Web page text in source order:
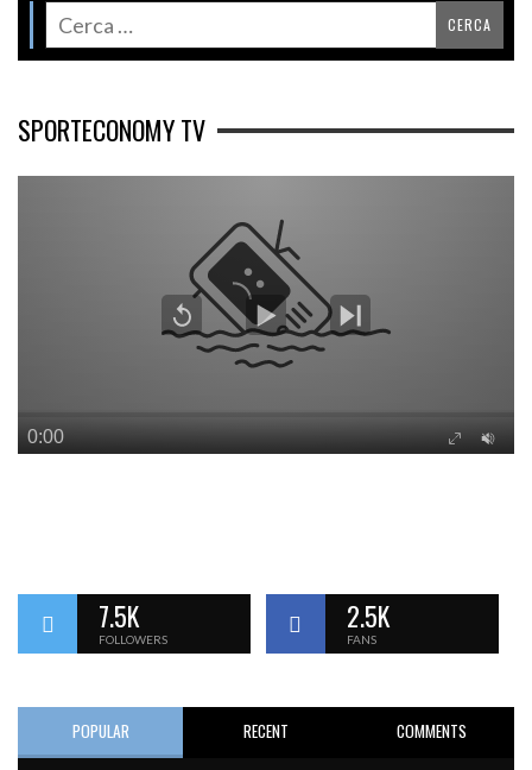
SPORTECONOMY TV
7.5K
FOLLOWERS
2.5K
FANS
POPULAR RECENT COMMENTS